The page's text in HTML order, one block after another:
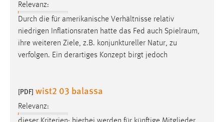
Relevanz:
Durch die für amerikanische Verhältnisse relativ
niedrigen Inflationsraten hatte das Fed auch Spielraum,
ihre weiteren Ziele, z.B. konjunktureller Natur, zu
verfolgen. Ein derartiges Konzept birgt jedoch
[PDF] wist2 03 balassa
Relevanz:
Anbieter:
Facebook
Zweck:
Conversion-Tracking
3 Monate